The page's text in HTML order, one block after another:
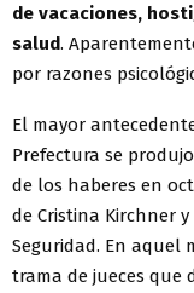
de vacaciones,
salud.
por razones
El mayor
Prefectura se
de los haberes en
de Cristina Kirchner
Seguridad. En aquel
trama de jueces que